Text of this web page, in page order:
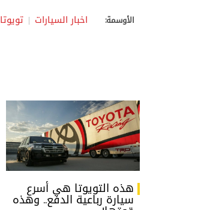
الأوسمة: اخبار السيارات تويوتا
هذه التويوتا هي أسرع
سيارة رباعية الدفع.. وهذه